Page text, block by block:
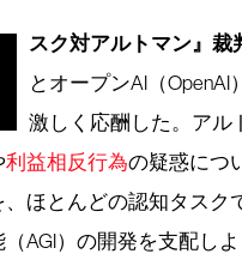
スク対アルトマン』裁
とオープンAI（
激しく応酬した。アル
利益相反行為の疑惑につ
、ほとんどの認知タスク
AGI）の開発を支配し